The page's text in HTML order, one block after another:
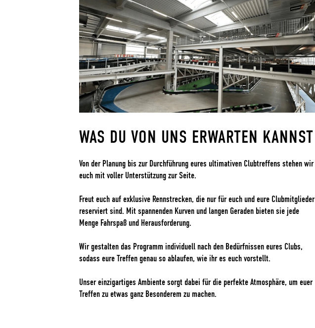
WAS DU VON UNS ERWARTEN KANNST
Von der Planung bis zur Durchführung eures ultimativen Clubtreffens stehen wir
euch mit voller Unterstützung zur Seite.
Freut euch auf exklusive Rennstrecken, die nur für euch und eure Clubmitglieder
reserviert sind. Mit spannenden Kurven und langen Geraden bieten sie jede
Menge Fahrspaß und Herausforderung.
Wir gestalten das Programm individuell nach den Bedürfnissen eures Clubs,
sodass eure Treffen genau so ablaufen, wie ihr es euch vorstellt.
Unser einzigartiges Ambiente sorgt dabei für die perfekte Atmosphäre, um euer
Treffen zu etwas ganz Besonderem zu machen.